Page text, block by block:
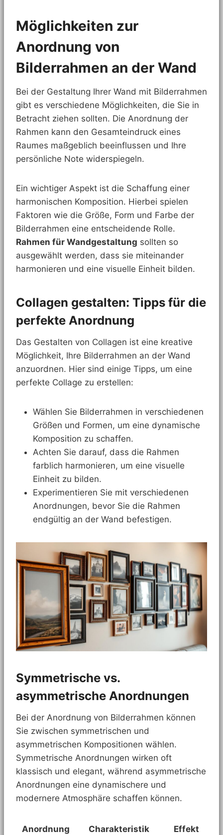
Möglichkeiten zur
Anordnung von
Bilderrahmen an der Wand
Bei der Gestaltung Ihrer Wand mit Bilderrahmen
gibt es verschiedene Möglichkeiten, die Sie in
Betracht ziehen sollten. Die Anordnung der
Rahmen kann den Gesamteindruck eines
Raumes maßgeblich beeinflussen und Ihre
persönliche Note widerspiegeln.
Ein wichtiger Aspekt ist die Schaffung einer
harmonischen Komposition. Hierbei spielen
Faktoren wie die Größe, Form und Farbe der
Bilderrahmen eine entscheidende Rolle.
Rahmen für Wandgestaltung sollten so
ausgewählt werden, dass sie miteinander
harmonieren und eine visuelle Einheit bilden.
Collagen gestalten: Tipps für die
perfekte Anordnung
Das Gestalten von Collagen ist eine kreative
Möglichkeit, Ihre Bilderrahmen an der Wand
anzuordnen. Hier sind einige Tipps, um eine
perfekte Collage zu erstellen:
Wählen Sie Bilderrahmen in verschiedenen
Größen und Formen, um eine dynamische
Komposition zu schaffen.
Achten Sie darauf, dass die Rahmen
farblich harmonieren, um eine visuelle
Einheit zu bilden.
Experimentieren Sie mit verschiedenen
Anordnungen, bevor Sie die Rahmen
endgültig an der Wand befestigen.
Symmetrische vs.
asymmetrische Anordnungen
Bei der Anordnung von Bilderrahmen können
Sie zwischen symmetrischen und
asymmetrischen Kompositionen wählen.
Symmetrische Anordnungen wirken oft
klassisch und elegant, während asymmetrische
Anordnungen eine dynamischere und
modernere Atmosphäre schaffen können.
Anordnung Charakteristik Effekt